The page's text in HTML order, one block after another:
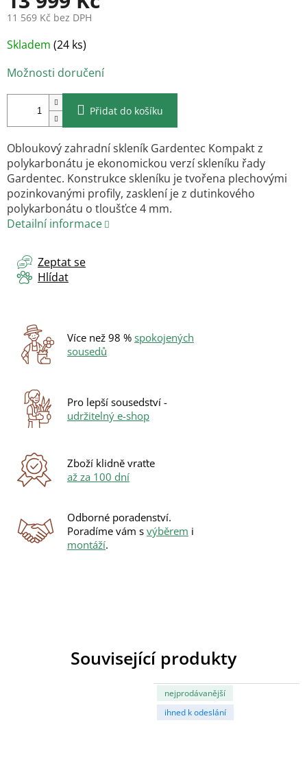
11 569 Kč bez DPH
Měrná
cena:
Skladem (24 ks)
Možnosti doručení
Přidat do košíku
Obloukový zahradní skleník Gardentec Kompakt z
polykarbonátu je ekonomickou verzí skleníku řady
Gardentec. Konstrukce skleníku je tvořena plechovými
pozinkovanými profily, zasklení je z dutinkového
polykarbonátu o tloušťce 4 mm.
Detailní informace
Zeptat se
Hlídat
Více než 98 % spokojených
sousedů
Pro lepší sousedství -
udržitelný e-shop
Zboží klidně vraťte
až za 100 dní
Odborné poradenství.
Poradíme vám s výběrem i
montáží.
Související produkty
nejprodávanější
ihned k odeslání